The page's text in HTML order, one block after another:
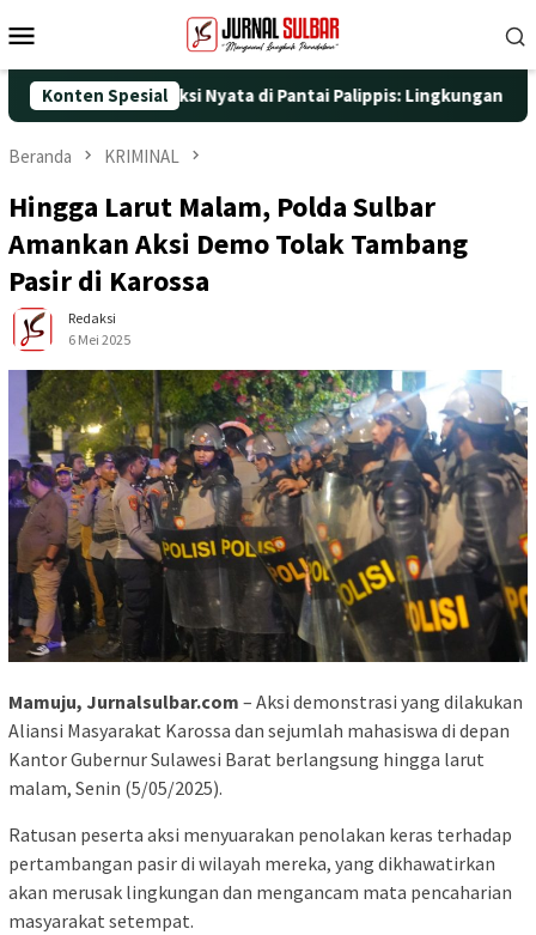
ke
Mobile
Konten Spesial
dengan Aksi Nyata di Pantai Palippis: Lingkungan dan
Beranda KRIMINAL
Hingga Larut Malam, Polda Sulbar
Amankan Aksi Demo Tolak Tambang
Pasir di Karossa
Redaksi
6 Mei 2025
Mamuju, Jurnalsulbar.com – Aksi demonstrasi yang dilakukan
Aliansi Masyarakat Karossa dan sejumlah mahasiswa di depan
Kantor Gubernur Sulawesi Barat berlangsung hingga larut
malam, Senin (5/05/2025).
Ratusan peserta aksi menyuarakan penolakan keras terhadap
pertambangan pasir di wilayah mereka, yang dikhawatirkan
akan merusak lingkungan dan mengancam mata pencaharian
masyarakat setempat.